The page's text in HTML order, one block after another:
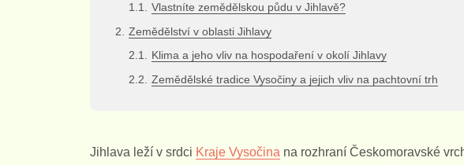
Vlastníte zemědělskou půdu v Jihlavě?
Zemědělství v oblasti Jihlavy
Klima a jeho vliv na hospodaření v okolí Jihlavy
Zemědělské tradice Vysočiny a jejich vliv na pachtovní trh
Jihlava leží v srdci Kraje Vysočina na rozhraní Českomoravské